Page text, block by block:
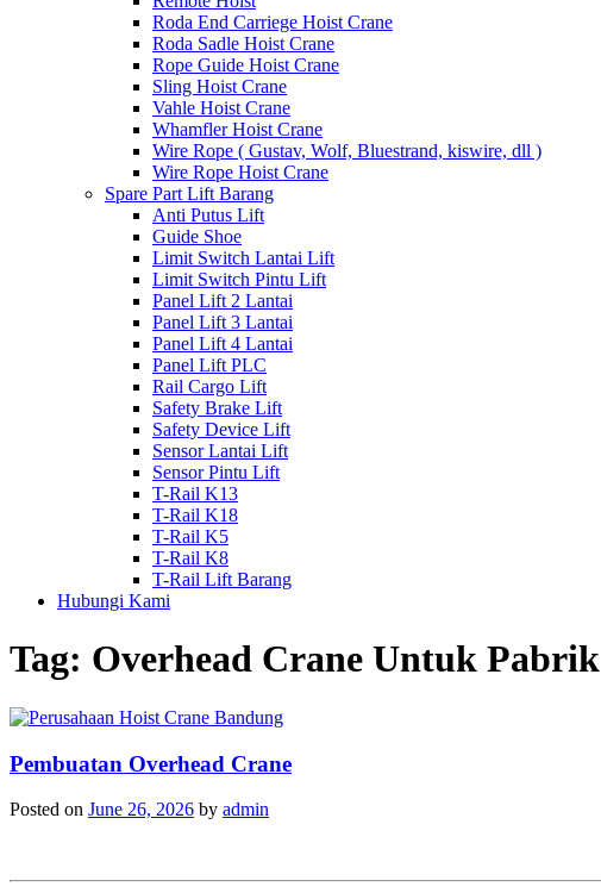
Roda End Carriege Hoist Crane
Roda Sadle Hoist Crane
Rope Guide Hoist Crane
Sling Hoist Crane
Vahle Hoist Crane
Whamfler Hoist Crane
Wire Rope ( Gustav, Wolf, Bluestrand, kiswire, dll )
Wire Rope Hoist Crane
Spare Part Lift Barang
Anti Putus Lift
Guide Shoe
Limit Switch Lantai Lift
Limit Switch Pintu Lift
Panel Lift 2 Lantai
Panel Lift 3 Lantai
Panel Lift 4 Lantai
Panel Lift PLC
Rail Cargo Lift
Safety Brake Lift
Safety Device Lift
Sensor Lantai Lift
Sensor Pintu Lift
T-Rail K13
T-Rail K18
T-Rail K5
T-Rail K8
T-Rail Lift Barang
Hubungi Kami
Tag: Overhead Crane Untuk Pabrik
Pembuatan Overhead Crane
Posted on June 26, 2026 by admin